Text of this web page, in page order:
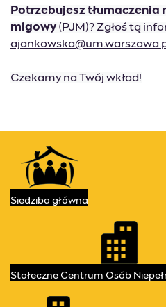
Potrzebujesz tłumaczenia
migowy (PJM)? Zgłoś tą
Czekamy na Twój wkład!
Kontakt
Siedziba główna
Stołeczne Centrum Osób